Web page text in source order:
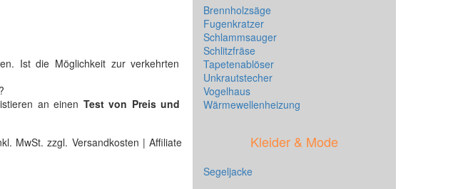
Ist die Möglichkeit zur verkehrten
an einen Test von Preis und
MwSt. zzgl. Versandkosten | Affiliate
Brennholzsäge
Fugenkratzer
Schlammsauger
Schlitzfräse
Tapetenablöser
Unkrautstecher
Vogelhaus
Wärmewellenheizung
Kleider & Mode
Segeljacke